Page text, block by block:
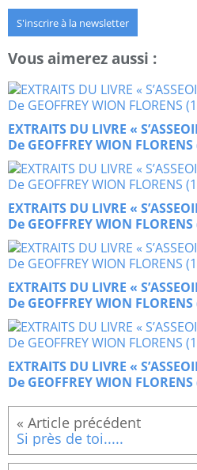
S'inscrire à la newsletter
Vous aimerez aussi :
EXTRAITS DU LIVRE «
De GEOFFREY WION FLORENS
EXTRAITS DU LIVRE «
De GEOFFREY WION FLORENS
EXTRAITS DU LIVRE «
De GEOFFREY WION FLORENS
EXTRAITS DU LIVRE «
De GEOFFREY WION FLORENS
Si près de toi.....